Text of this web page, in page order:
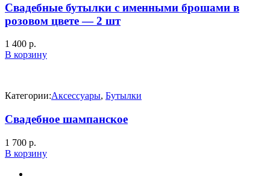
Свадебные бутылки с именными брошами в
розовом цвете — 2 шт
1 400 р.
В корзину
Категории:Аксессуары, Бутылки
Свадебное шампанское
1 700 р.
В корзину